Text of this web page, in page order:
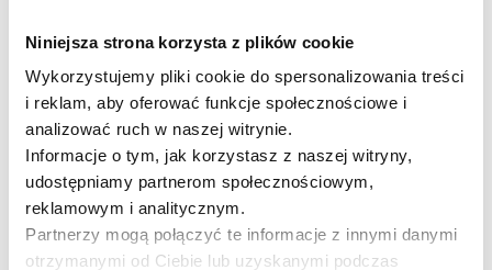
Niniejsza strona korzysta z plików cookie
Wykorzystujemy pliki cookie do spersonalizowania treści
i reklam, aby oferować funkcje społecznościowe i
analizować ruch w naszej witrynie.
Informacje o tym, jak korzystasz z naszej witryny,
udostępniamy partnerom społecznościowym,
reklamowym i analitycznym.
Partnerzy mogą połączyć te informacje z innymi danymi
otrzymanymi od Ciebie lub uzyskanymi podczas
Zapytaj o produkt
Płatność i dostawa